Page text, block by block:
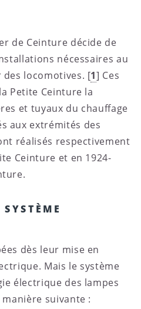
de Ceinture décide de
nécessaires au
des locomotives. [1] Ces
Petite Ceinture la
et tuyaux du chauffage
aux extrémités des
réalisés respectivement
Ceinture et en 1924-
dès leur mise en
Mais le système
électrique des lampes
manière suivante :